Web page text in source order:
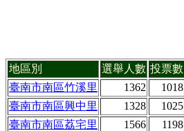
地區別 選舉人數 投票數
臺南市南區竹溪里
1362 1018
臺南市南區興中里
1328 1025
臺南市南區荔宅里
1566 1198